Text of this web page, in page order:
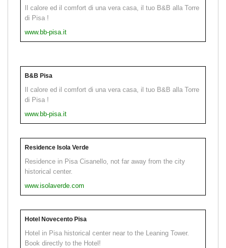
Il calore ed il comfort di una vera casa, il tuo B&B alla Torre
di Pisa !
www.bb-pisa.it
B&B Pisa
Il calore ed il comfort di una vera casa, il tuo B&B alla Torre
di Pisa !
www.bb-pisa.it
Residence Isola Verde
Residence in Pisa Cisanello, not far away from the city
historical center.
www.isolaverde.com
Hotel Novecento Pisa
Hotel in Pisa historical center near to the Leaning Tower.
Book directly to the Hotel!